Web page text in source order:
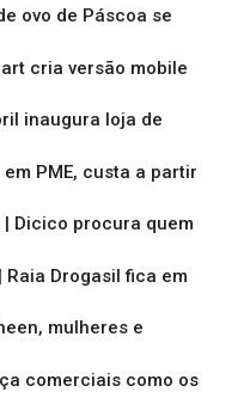
ovo de Páscoa se
cria versão mobile
inaugura loja de
PME, custa a partir
Dicico procura quem
Drogasil fica em
mulheres e
comerciais como os